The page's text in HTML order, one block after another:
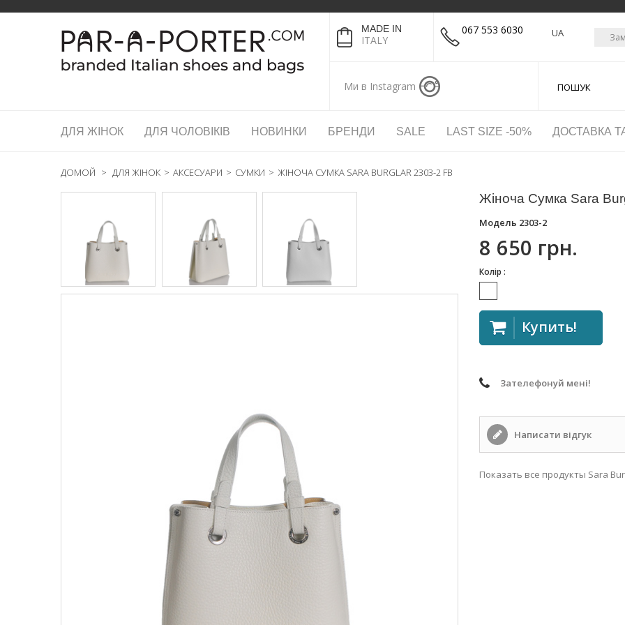
MADE IN
ITALY
067 553 6030
Ми в Instagram
UA
ДЛЯ ЖІНОК ДЛЯ ЧОЛОВІКІВ НОВИНКИ БРЕНДИ SALE LAST SIZE -50% ДОСТАВКА
ДОМОЙ > ДЛЯ ЖІНОК > АКСЕСУАРИ > СУМКИ > ЖІНОЧА СУМКА SARA BURGLAR 2303-2 FB
Жіноча Сумка Sara
Модель 2303-2
8 650 грн.
Колір :
Купить!
Зателефонуй мені!
Написати відгук
Показать все продукты Sara